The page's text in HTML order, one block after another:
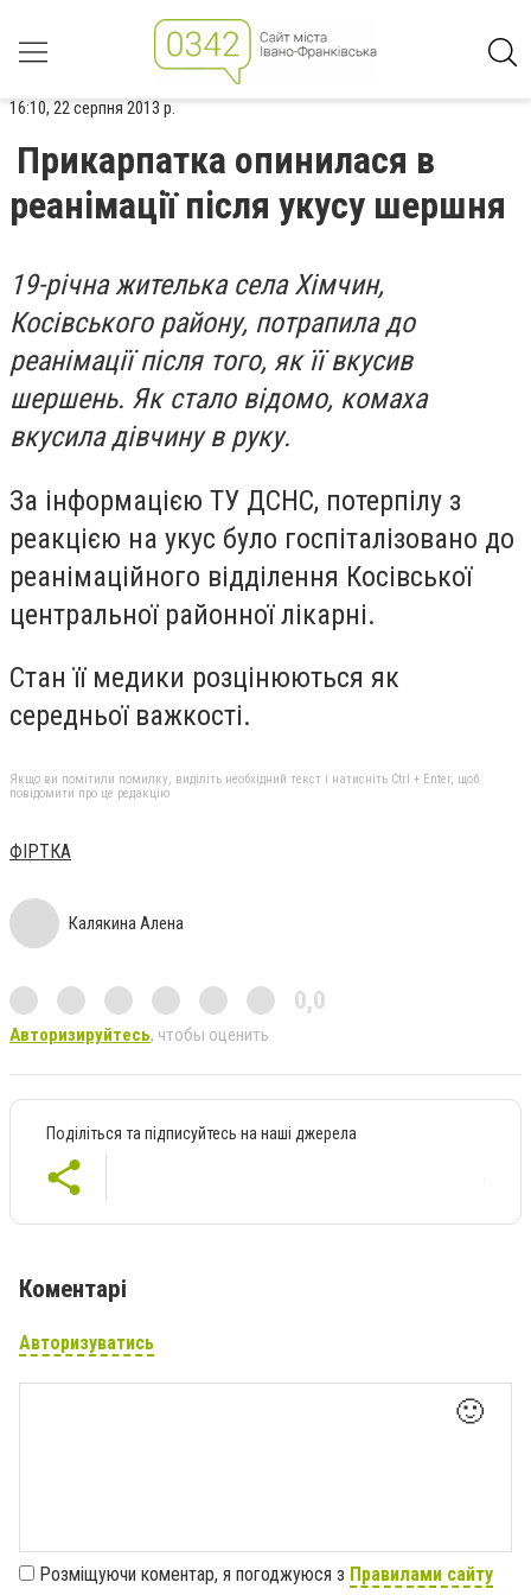
16:10, 22 серпня 2013 р.
Прикарпатка опинилася в
реанімації після укусу шершня
19-річна жителька села Хімчин,
Косівського району, потрапила до
реанімації після того, як її вкусив
шершень. Як стало відомо, комаха
вкусила дівчину в руку.
За інформацією ТУ ДСНС, потерпілу з
реакцією на укус було госпіталізовано до
реанімаційного відділення Косівської
центральної районної лікарні.
Стан її медики розцінюються як
середньої важкості.
Якщо ви помітили помилку, виділіть необхідний текст і натисніть Ctrl + Enter, щоб
повідомити про це редакцію
ФІРТКА
Калякина Алена
0,0
Авторизируйтесь, чтобы оценить
Поділіться та підписуйтесь на наші джерела
Коментарі
Авторизуватись
🙂
Розміщуючи коментар, я погоджуюся з Правилами сайту